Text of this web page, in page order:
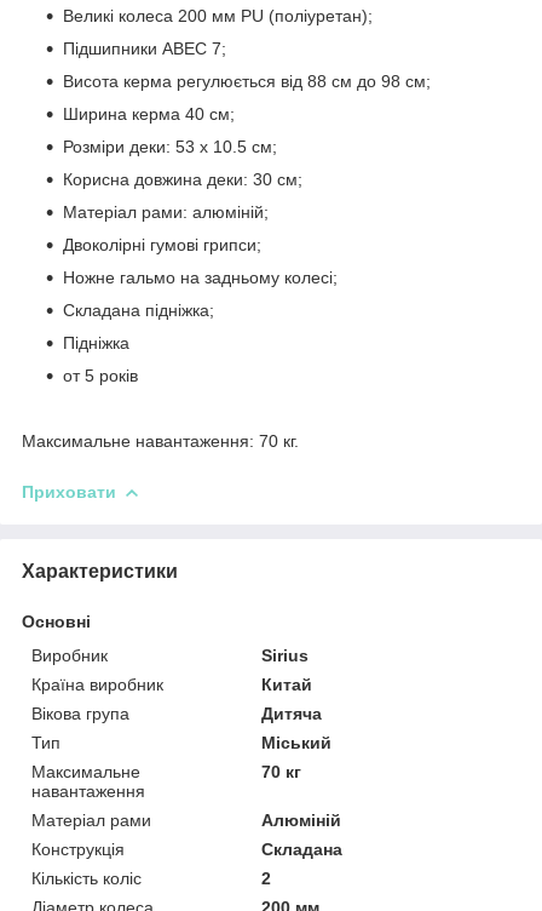
Великі колеса 200 мм PU (поліуретан);
Підшипники АВЕС 7;
Висота керма регулюється від 88 см до 98 см;
Ширина керма 40 см;
Розміри деки: 53 х 10.5 см;
Корисна довжина деки: 30 см;
Матеріал рами: алюміній;
Двоколірні гумові грипси;
Ножне гальмо на задньому колесі;
Складана підніжка;
Підніжка
от 5 років
Максимальне навантаження: 70 кг.
Приховати
Характеристики
Основні
Виробник
Sirius
Країна виробник
Китай
Вікова група
Дитяча
Тип
Міський
Максимальне
навантаження
70 кг
Матеріал рами
Алюміній
Конструкція
Складана
Кількість коліс
2
Діаметр колеса
200 мм